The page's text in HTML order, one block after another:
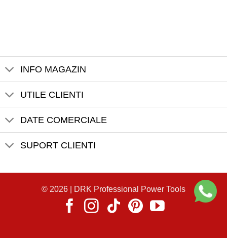
INFO MAGAZIN
UTILE CLIENTI
DATE COMERCIALE
SUPORT CLIENTI
© 2026 | DRK Professional Power Tools